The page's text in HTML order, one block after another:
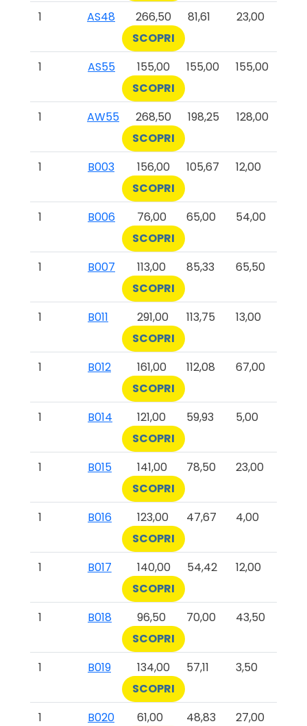
1
AS48 266,50 81,61
23,00
SCOPRI
1
AS55 155,00 155,00
155,00
SCOPRI
1
AW55 268,50 198,25
128,00
SCOPRI
1
B003 156,00 105,67
12,00
SCOPRI
1
B006 76,00 65,00
54,00
SCOPRI
1
B007 113,00 85,33
65,50
SCOPRI
1
B011 291,00 113,75
13,00
SCOPRI
1
B012 161,00 112,08
67,00
SCOPRI
1
B014 121,00 59,93
5,00
SCOPRI
1
B015 141,00 78,50
23,00
SCOPRI
1
B016 123,00 47,67
4,00
SCOPRI
1
B017 140,00 54,42
12,00
SCOPRI
1
B018 96,50 70,00
43,50
SCOPRI
1
B019 134,00 57,11
3,50
SCOPRI
1
B020 61,00 48,83
27,00